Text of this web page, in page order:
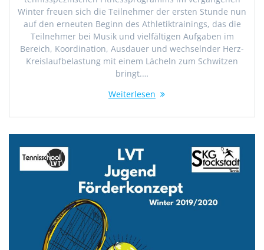
Winter freuen sich die Teilnehmer der ersten Stunde nun
auf den erneuten Beginn des Athletiktrainings, das die
Teilnehmer bei Musik und vielfältigen Aufgaben im
Bereich, Koordination, Ausdauer und wechselnder Herz-
Kreislaufbelastung mit einem Lächeln zum Schwitzen
bringt.…
Weiterlesen